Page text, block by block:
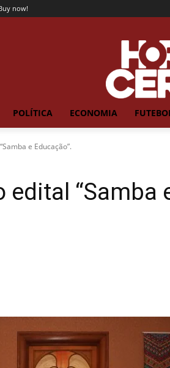
now!
POLÍTICA ECONOMIA
e Educação”.
“Samba